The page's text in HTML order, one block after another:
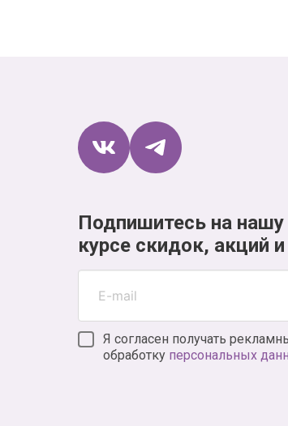
Подпишитесь на
курсе скидок, акций
Я согласен получать
обработку персональных